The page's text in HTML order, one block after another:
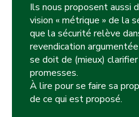
Ils nous proposent aussi
vision « métrique » de la
que la sécurité relève
revendication
se doit de (mieux)
promesses.
À lire pour se faire sa
de ce qui est proposé.